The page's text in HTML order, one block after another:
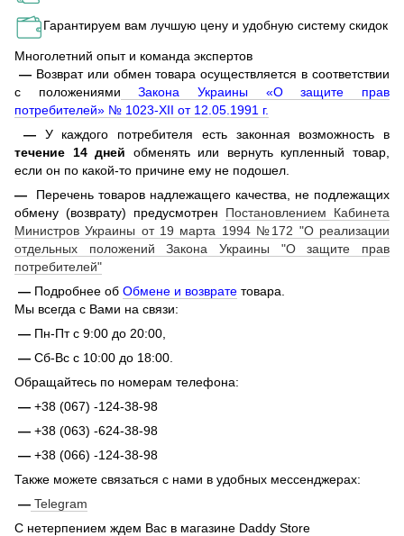
Гарантируем вам лучшую цену и удобную систему скидок
Многолетний опыт и команда экспертов
— Возврат или обмен товара осуществляется в соответствии
с положениями Закона Украины «О защите прав
потребителей» № 1023-XII от 12.05.1991 г.
— У каждого потребителя есть законная возможность в
течение 14 дней обменять или вернуть купленный товар,
если он по какой-то причине ему не подошел.
—
Перечень товаров надлежащего качества, не подлежащих
обмену (возврату) предусмотрен Постановлением Кабинета
Министров Украины от 19 марта 1994 №172 "О реализации
отдельных положений Закона Украины "О защите прав
потребителей"
— Подробнее об Обмене и возврате товара.
Мы всегда с Вами на связи:
— Пн-Пт с 9:00 до 20:00,
— Сб-Вс с 10:00 до 18:00.
Обращайтесь по номерам телефона:
— +38 (067) -124-38-98
— +38 (063) -624-38-98
— +38 (066) -124-38-98
Также можете связаться с нами в удобных мессенджерах:
— Telegram
С нетерпением ждем Вас в магазине Daddy Store